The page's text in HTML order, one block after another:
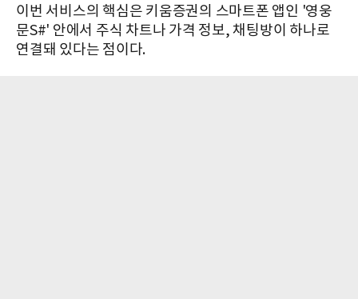
이번 서비스의 핵심은 키움증권의 스마트폰 앱인 '영웅
문S#' 안에서 주식 차트나 가격 정보, 채팅방이 하나로
연결돼 있다는 점이다.